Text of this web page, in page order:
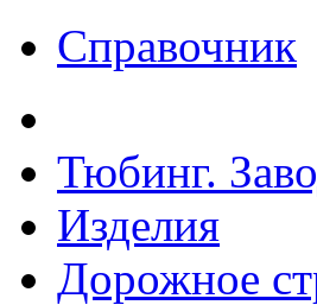
Справочник
Тюбинг.
Изделия
Дорожное